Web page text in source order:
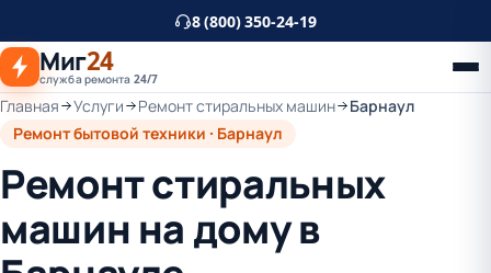
основному
контенту
8 (800) 350-24-19
Миг24
служба ремонта 24/7
Главная Услуги Ремонт стиральных машин
Барнаул
Ремонт бытовой техники · Барнаул
Ремонт стиральных
машин на дому в